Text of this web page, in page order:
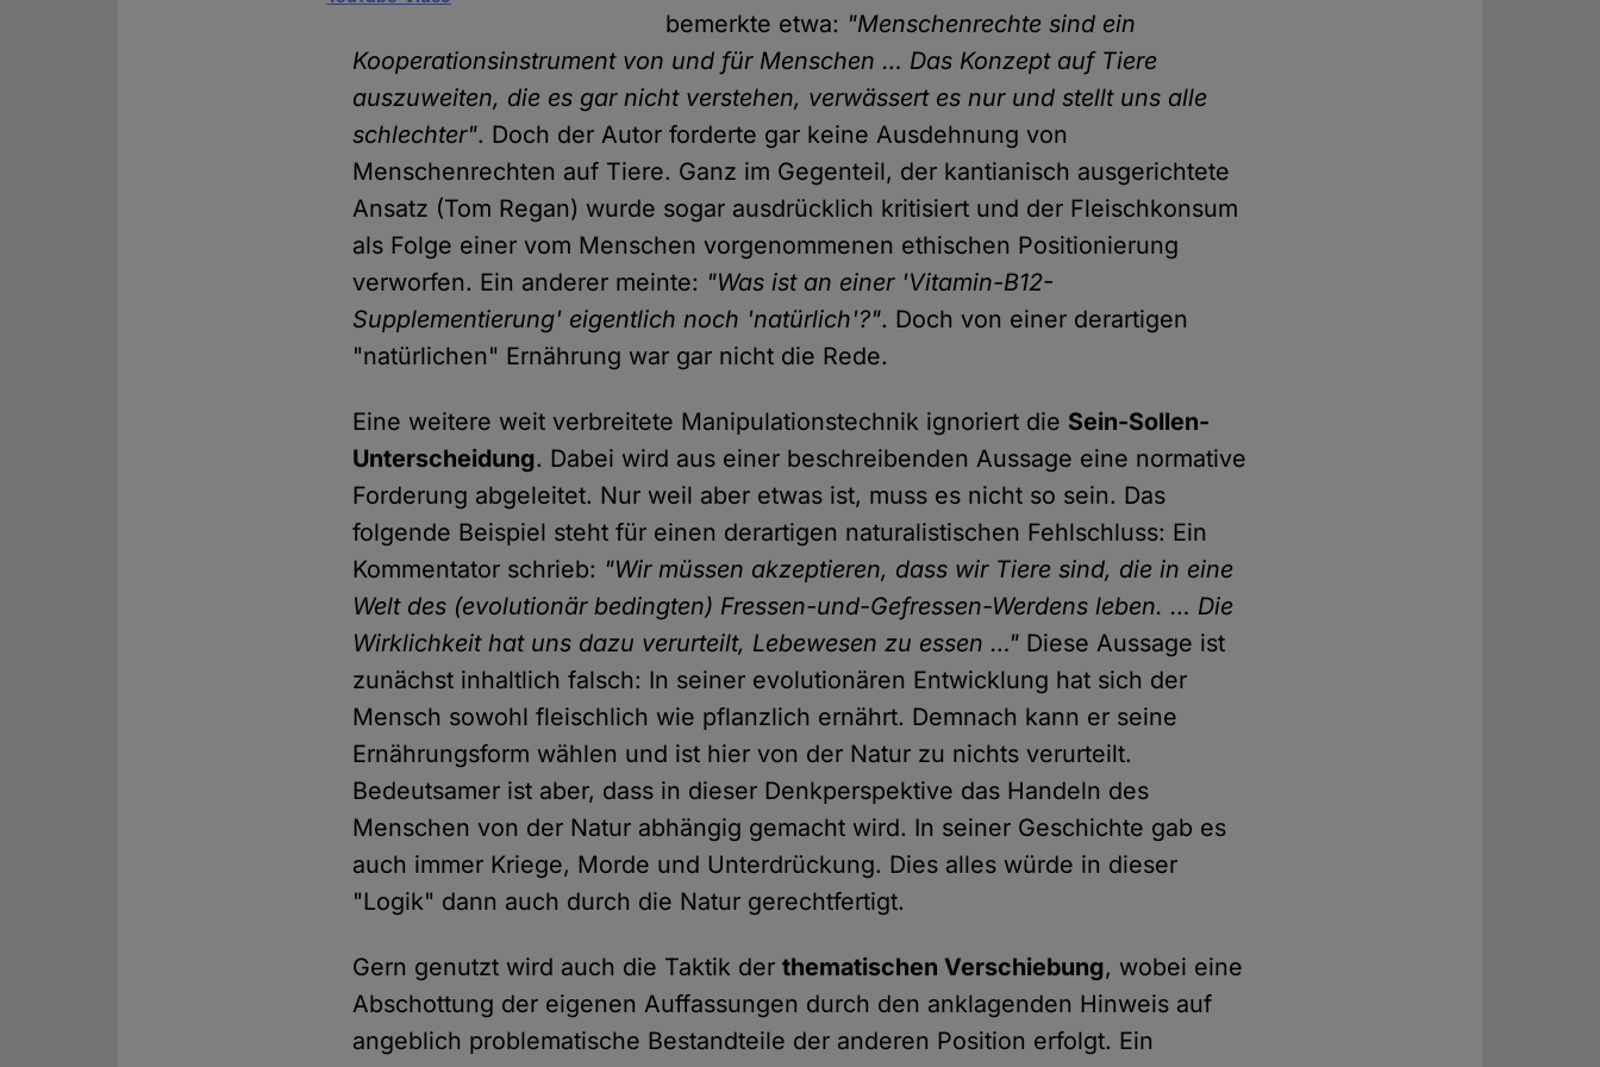
bemerkte etwa: "Menschenrechte sind ein
Kooperationsinstrument von und für Menschen … Das Konzept auf Tiere
auszuweiten, die es gar nicht verstehen, verwässert es nur und stellt uns alle
schlechter". Doch der Autor forderte gar keine Ausdehnung von
Menschenrechten auf Tiere. Ganz im Gegenteil, der kantianisch ausgerichtete
Ansatz (Tom Regan) wurde sogar ausdrücklich kritisiert und der Fleischkonsum
als Folge einer vom Menschen vorgenommenen ethischen Positionierung
verworfen. Ein anderer meinte: "Was ist an einer 'Vitamin-B12-
Supplementierung' eigentlich noch 'natürlich'?". Doch von einer derartigen
"natürlichen" Ernährung war gar nicht die Rede.
Eine weitere weit verbreitete Manipulationstechnik ignoriert die Sein-Sollen-
Unterscheidung. Dabei wird aus einer beschreibenden Aussage eine normative
Forderung abgeleitet. Nur weil aber etwas ist, muss es nicht so sein. Das
folgende Beispiel steht für einen derartigen naturalistischen Fehlschluss: Ein
Kommentator schrieb: "Wir müssen akzeptieren, dass wir Tiere sind, die in eine
Welt des (evolutionär bedingten) Fressen-und-Gefressen-Werdens leben. … Die
Wirklichkeit hat uns dazu verurteilt, Lebewesen zu essen …" Diese Aussage ist
zunächst inhaltlich falsch: In seiner evolutionären Entwicklung hat sich der
Mensch sowohl fleischlich wie pflanzlich ernährt. Demnach kann er seine
Ernährungsform wählen und ist hier von der Natur zu nichts verurteilt.
Bedeutsamer ist aber, dass in dieser Denkperspektive das Handeln des
Menschen von der Natur abhängig gemacht wird. In seiner Geschichte gab es
auch immer Kriege, Morde und Unterdrückung. Dies alles würde in dieser
"Logik" dann auch durch die Natur gerechtfertigt.
Gern genutzt wird auch die Taktik derthematischen Verschiebung, wobei eine
Abschottung der eigenen Auffassungen durch den anklagenden Hinweis auf
angeblich problematische Bestandteile der anderen Position erfolgt. Ein